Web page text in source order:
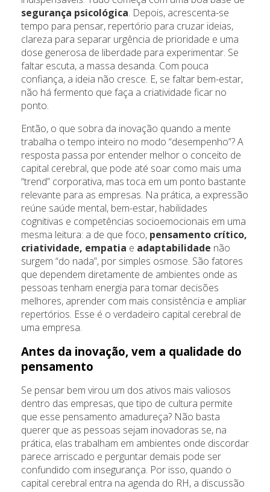
segurança psicológica. Depois, acrescenta-se
tempo para pensar, repertório para cruzar ideias,
clareza para separar urgência de prioridade e uma
dose generosa de liberdade para experimentar. Se
faltar escuta, a massa desanda. Com pouca
confiança, a ideia não cresce. E, se faltar bem-estar,
não há fermento que faça a criatividade ficar no
ponto.
Então, o que sobra da inovação quando a mente
trabalha o tempo inteiro no modo “desempenho”? A
resposta passa por entender melhor o conceito de
capital cerebral, que pode até soar como mais uma
“trend” corporativa, mas toca em um ponto bastante
relevante para as empresas. Na prática, a expressão
reúne saúde mental, bem-estar, habilidades
cognitivas e competências socioemocionais em uma
mesma leitura: a de que foco, pensamento crítico,
criatividade, empatia e adaptabilidade não
surgem “do nada”, por simples osmose. São fatores
que dependem diretamente de ambientes onde as
pessoas tenham energia para tomar decisões
melhores, aprender com mais consistência e ampliar
repertórios. Esse é o verdadeiro capital cerebral de
uma empresa.
Antes da inovação, vem a qualidade do
pensamento
Se pensar bem virou um dos ativos mais valiosos
dentro das empresas, que tipo de cultura permite
que esse pensamento amadureça? Não basta
querer que as pessoas sejam inovadoras se, na
prática, elas trabalham em ambientes onde discordar
parece arriscado e perguntar demais pode ser
confundido com insegurança. Por isso, quando o
capital cerebral entra na agenda do RH, a discussão